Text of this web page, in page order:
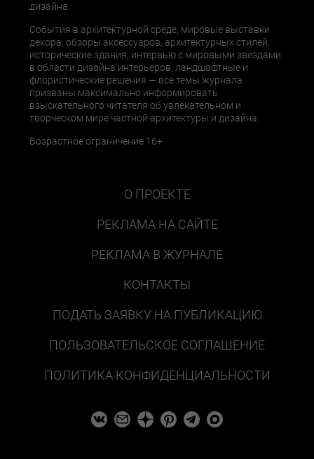
дизайна.
События в архитектурной среде, мировые выставки
декора, обзоры аксессуаров, архитектурных стилей,
исторические здания, интервью с мировыми звездами
в области дизайна интерьеров, ландшафтные и
флористические решения — все темы журнала
призваны максимально информировать
взыскательного читателя об увлекательном и
творческом мире частной архитектуры и дизайна.
Возрастное ограничение 16+
О ПРОЕКТЕ
РЕКЛАМА НА САЙТЕ
РЕКЛАМА В ЖУРНАЛЕ
КОНТАКТЫ
ПОДАТЬ ЗАЯВКУ НА ПУБЛИКАЦИЮ
ПОЛЬЗОВАТЕЛЬСКОЕ СОГЛАШЕНИЕ
ПОЛИТИКА КОНФИДЕНЦИАЛЬНОСТИ